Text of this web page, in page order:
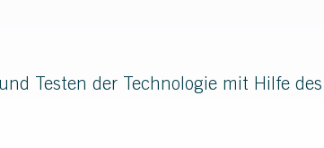
Testen der Technologie mit Hilfe